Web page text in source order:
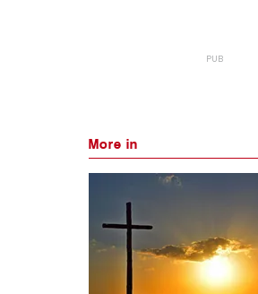
More in